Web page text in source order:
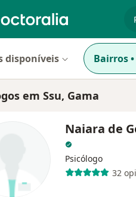
disponíveis Bairros•
em Ssu, Gama
Naiara de
Psicólogo
32